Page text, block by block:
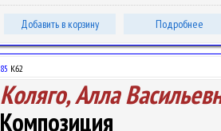
Добавить в корзину Подробнее
85 К62
Коляго, Алла
Композиция